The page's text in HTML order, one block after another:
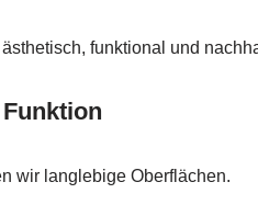
funktional und
wir langlebige Oberflächen.